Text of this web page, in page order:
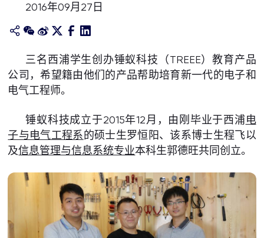
学院
关于我们
2016年09月27日
三名西浦学生创办锤蚁科技（TREEE）教育产品
公司，希望籍由他们的产品帮助培育新一代的电子和
电气工程师。
锤蚁科技成立于2015年12月，由刚毕业于西浦电
子与电气工程系的硕士生罗恒阳、该系博士生程飞以
及信息管理与信息系统专业本科生郭德旺共同创立。